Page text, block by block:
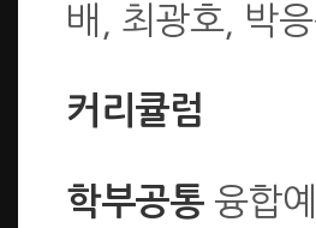
배, 최광호, 박
커리큘럼
학부공통융합